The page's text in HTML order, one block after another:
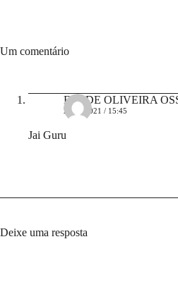
Um comentário
ENI DE OLIVEIRA
25/11/2021 / 15:45
Jai Guru
Deixe uma resposta